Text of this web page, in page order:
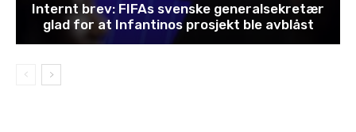
Internt brev: FIFAs svenske generalsekretær
glad for at Infantinos prosjekt ble avblåst